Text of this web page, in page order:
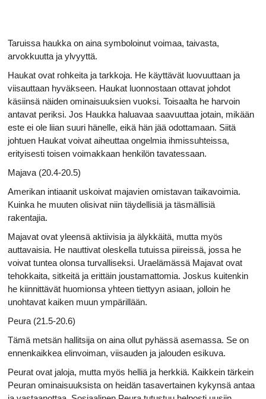
Taruissa haukka on aina symboloinut voimaa, taivasta,
arvokkuutta ja ylvyyttä.
Haukat ovat rohkeita ja tarkkoja. He käyttävät luovuuttaan ja
viisauttaan hyväkseen. Haukat luonnostaan ottavat johdot
käsiinsä näiden ominaisuuksien vuoksi. Toisaalta he harvoin
antavat periksi. Jos Haukka haluavaa saavuuttaa jotain, mikään
este ei ole liian suuri hänelle, eikä hän jää odottamaan. Siitä
johtuen Haukat voivat aiheuttaa ongelmia ihmissuhteissa,
erityisesti toisen voimakkaan henkilön tavatessaan.
Majava (20.4-20.5)
Amerikan intiaanit uskoivat majavien omistavan taikavoimia.
Kuinka he muuten olisivat niin täydellisiä ja täsmällisiä
rakentajia.
Majavat ovat yleensä aktiivisia ja älykkäitä, mutta myös
auttavaisia. He nauttivat oleskella tutuissa piireissä, jossa he
voivat tuntea olonsa turvalliseksi. Uraelämässä Majavat ovat
tehokkaita, sitkeitä ja erittäin joustamattomia. Joskus kuitenkin
he kiinnittävät huomionsa yhteen tiettyyn asiaan, jolloin he
unohtavat kaiken muun ympärillään.
Peura (21.5-20.6)
Tämä metsän hallitsija on aina ollut pyhässä asemassa. Se on
ennenkaikkea elinvoiman, viisauden ja jalouden esikuva.
Peurat ovat jaloja, mutta myös helliä ja herkkiä. Kaikkein tärkein
Peuran ominaisuuksista on heidän tasavertainen kykynsä antaa